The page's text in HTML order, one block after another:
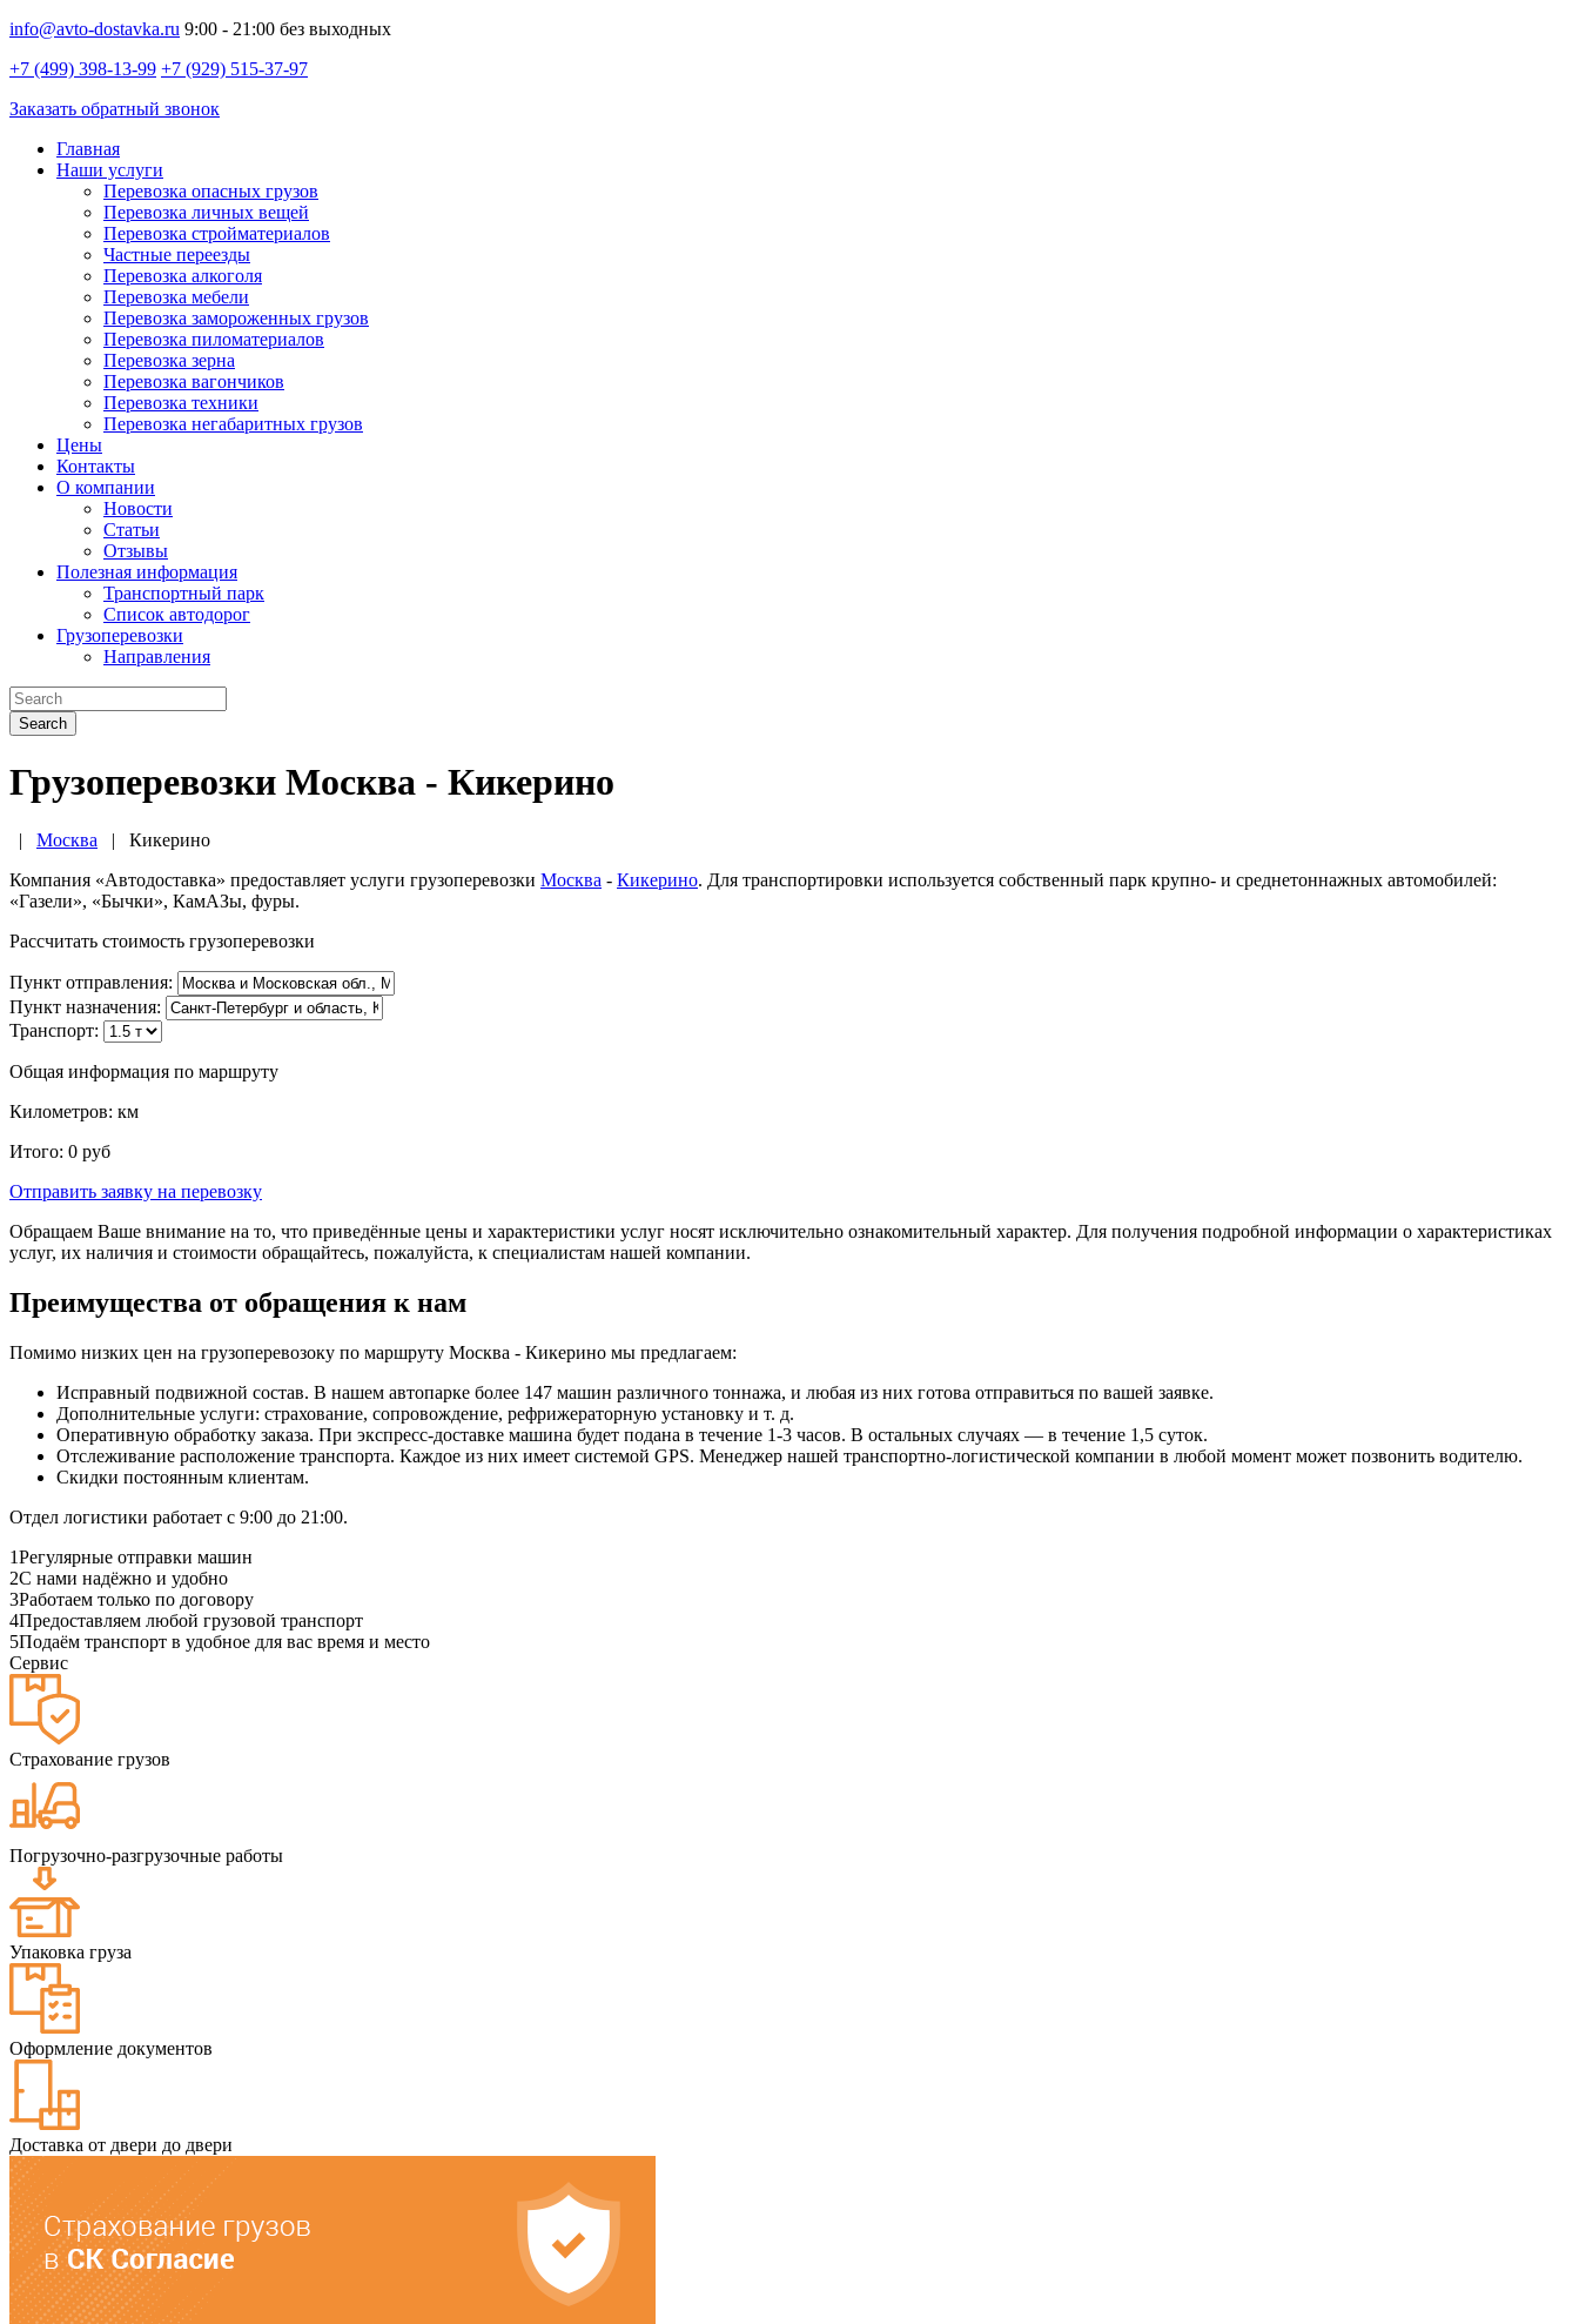
info@avto-dostavka.ru 9:00 - 21:00 без выходных
+7 (499) 398-13-99 +7 (929) 515-37-97
Заказать обратный звонок
Главная
Наши услуги
Перевозка опасных грузов
Перевозка личных вещей
Перевозка стройматериалов
Частные переезды
Перевозка алкоголя
Перевозка мебели
Перевозка замороженных грузов
Перевозка пиломатериалов
Перевозка зерна
Перевозка вагончиков
Перевозка техники
Перевозка негабаритных грузов
Цены
Контакты
О компании
Новости
Статьи
Отзывы
Полезная информация
Транспортный парк
Список автодорог
Грузоперевозки
Направления
Search
Грузоперевозки Москва - Кикерино
| Москва | Кикерино
Компания «Автодоставка» предоставляет услуги грузоперевозки Москва - Кикерино. Для транспортировки используется собственный парк крупно- и среднетоннажных автомобилей:
«Газели», «Бычки», КамАЗы, фуры.
Рассчитать стоимость грузоперевозки
Пункт отправления:
Пункт назначения:
Транспорт:
Общая информация по маршруту
Километров: км
Итого: 0 руб
Отправить заявку на перевозку
Обращаем Ваше внимание на то, что приведённые цены и характеристики услуг носят исключительно ознакомительный характер. Для получения подробной информации о характеристиках
услуг, их наличия и стоимости обращайтесь, пожалуйста, к специалистам нашей компании.
Преимущества от обращения к нам
Помимо низких цен на грузоперевозоку по маршруту Москва - Кикерино мы предлагаем:
Исправный подвижной состав. В нашем автопарке более 147 машин различного тоннажа, и любая из них готова отправиться по вашей заявке.
Дополнительные услуги: страхование, сопровождение, рефрижераторную установку и т. д.
Оперативную обработку заказа. При экспресс-доставке машина будет подана в течение 1-3 часов. В остальных случаях — в течение 1,5 суток.
Отслеживание расположение транспорта. Каждое из них имеет системой GPS. Менеджер нашей транспортно-логистической компании в любой момент может позвонить водителю.
Скидки постоянным клиентам.
Отдел логистики работает с 9:00 до 21:00.
1Регулярные отправки машин
2С нами надёжно и удобно
3Работаем только по договору
4Предоставляем любой грузовой транспорт
5Подаём транспорт в удобное для вас время и место
Сервис
Страхование грузов
Погрузочно-разгрузочные работы
Упаковка груза
Оформление документов
Доставка от двери до двери